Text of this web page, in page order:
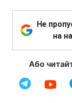
Не
на
Або